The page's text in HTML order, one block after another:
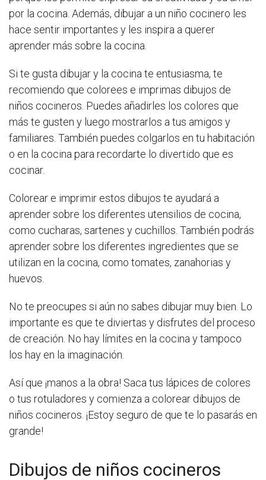
por la cocina. Además, dibujar a un niño cocinero les
hace sentir importantes y les inspira a querer
aprender más sobre la cocina.
Si te gusta dibujar y la cocina te entusiasma, te
recomiendo que colorees e imprimas dibujos de
niños cocineros. Puedes añadirles los colores que
más te gusten y luego mostrarlos a tus amigos y
familiares. También puedes colgarlos en tu habitación
o en la cocina para recordarte lo divertido que es
cocinar.
Colorear e imprimir estos dibujos te ayudará a
aprender sobre los diferentes utensilios de cocina,
como cucharas, sartenes y cuchillos. También podrás
aprender sobre los diferentes ingredientes que se
utilizan en la cocina, como tomates, zanahorias y
huevos.
No te preocupes si aún no sabes dibujar muy bien. Lo
importante es que te diviertas y disfrutes del proceso
de creación. No hay límites en la cocina y tampoco
los hay en la imaginación.
Así que ¡manos a la obra! Saca tus lápices de colores
o tus rotuladores y comienza a colorear dibujos de
niños cocineros. ¡Estoy seguro de que te lo pasarás en
grande!
Dibujos de niños cocineros